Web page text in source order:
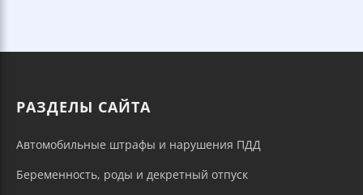
РАЗДЕЛЫ САЙТА
Автомобильные штрафы и нарушения ПДД
Беременность, роды и декретный отпуск